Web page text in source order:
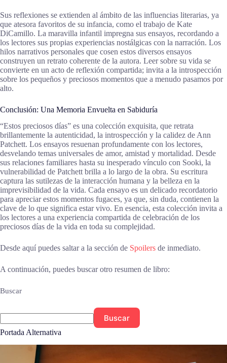
Sus reflexiones se extienden al ámbito de las influencias literarias, ya
que atesora favoritos de su infancia, como el trabajo de Kate
DiCamillo. La maravilla infantil impregna sus ensayos, recordando a
los lectores sus propias experiencias nostálgicas con la narración. Los
hilos narrativos personales que cosen estos diversos ensayos
construyen un retrato coherente de la autora. Leer sobre su vida se
convierte en un acto de reflexión compartida; invita a la introspección
sobre los pequeños y preciosos momentos que a menudo pasamos por
alto.
Conclusión: Una Memoria Envuelta en Sabiduría
“Estos preciosos días” es una colección exquisita, que retrata
brillantemente la autenticidad, la introspección y la calidez de Ann
Patchett. Los ensayos resuenan profundamente con los lectores,
desvelando temas universales de amor, amistad y mortalidad. Desde
sus relaciones familiares hasta su inesperado vínculo con Sooki, la
vulnerabilidad de Patchett brilla a lo largo de la obra. Su escritura
captura las sutilezas de la interacción humana y la belleza en la
imprevisibilidad de la vida. Cada ensayo es un delicado recordatorio
para apreciar estos momentos fugaces, ya que, sin duda, contienen la
clave de lo que significa estar vivo. En esencia, esta colección invita a
los lectores a una experiencia compartida de celebración de los
preciosos días de la vida en toda su complejidad.
Desde aquí puedes saltar a la sección de Spoilers de inmediato.
A continuación, puedes buscar otro resumen de libro:
Buscar
Buscar
Portada Alternativa